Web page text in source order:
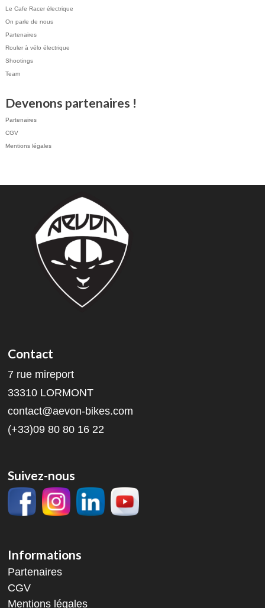
Le Cafe Racer électrique
On parle de nous
Partenaires
Rouler à vélo électrique
Shootings
Team
Devenons partenaires !
Partenaires
CGV
Mentions légales
Contact
7 rue mireport
33310 LORMONT
contact@aevon-bikes.com
(+33)09 80 80 16 22
Suivez-nous
Informations
Partenaires
CGV
Mentions légales